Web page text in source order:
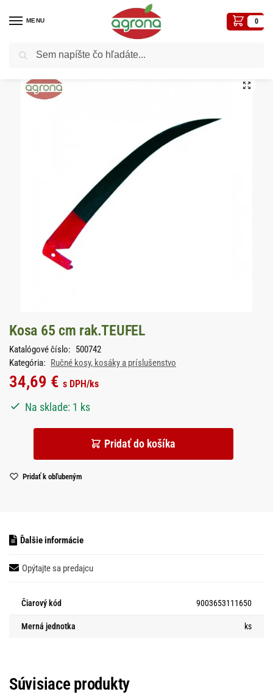
MENU 0
Domov Záhradné a iné náradie / Ručné kosy, kosáky a príslušenstvo
Kosa 65 cm rak.TEUFEL
Katalógové číslo: 500742
Kategória: Ručné kosy, kosáky a príslušenstvo
34,69 € s DPH/ks
Na sklade: 1 ks
Pridať do košíka
Pridať k obľubeným
Ďalšie informácie
Opýtajte sa predajcu
Čiarový kód 9003653111650
Merná jednotka ks
Súvisiace produkty